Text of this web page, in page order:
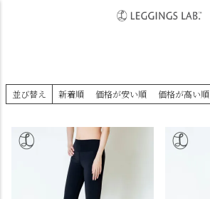
カラーレギンス
並び替え 新着順 価格が安い順 価格が高い順